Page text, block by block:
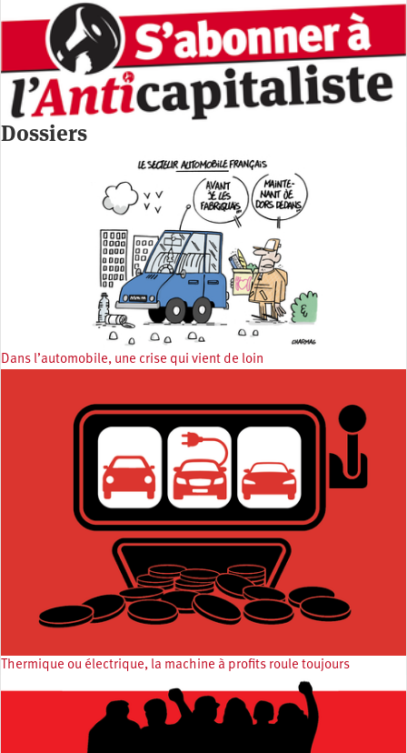
Dossiers
Dans l’automobile, une crise qui vient de loin
Thermique ou électrique, la machine à profits roule toujours